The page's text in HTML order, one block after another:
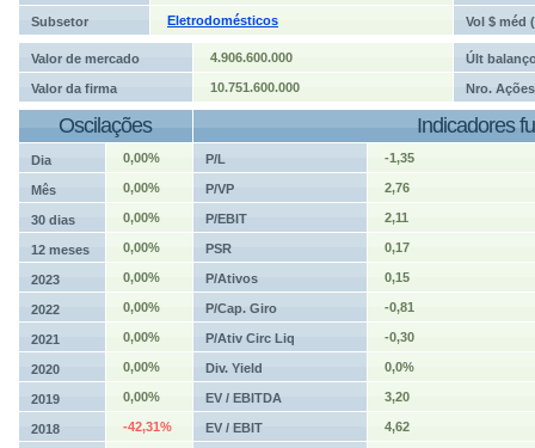
Subsetor Eletrodomésticos Vol $ méd
Valor de mercado 4.906.600.000 Últ
Valor da firma 10.751.600.000 Nro. Ações
Oscilações Indicadores
Dia 0,00% P/L -1,35
Mês 0,00% P/VP 2,76
30 dias 0,00% P/EBIT 2,11
12 meses 0,00% PSR 0,17
2023 0,00% P/Ativos 0,15
2022 0,00% P/Cap. Giro -0,81
2021 0,00% P/Ativ Circ Liq -0,30
2020 0,00% Div. Yield 0,0%
2019 0,00% EV / EBITDA 3,20
2018 -42,31% EV / EBIT 4,62